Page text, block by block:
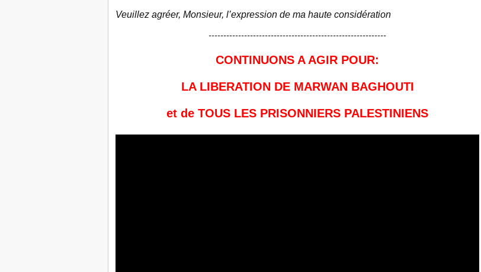
Veuillez agréer, Monsieur, l’expression de ma haute considération
------------------------------------------------------------
CONTINUONS A AGIR POUR:
LA LIBERATION DE MARWAN BAGHOUTI
et de TOUS LES PRISONNIERS PALESTINIENS